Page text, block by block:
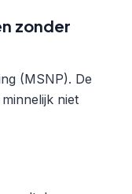
zonder
(MSNP). De
niet